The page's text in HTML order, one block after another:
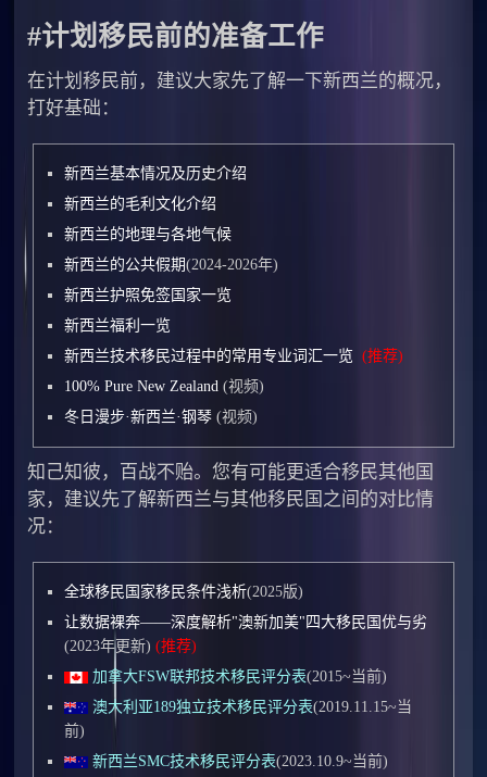
#计划移民前的准备工作
在计划移民前，建议大家先了解一下新西兰的概况，
打好基础：
新西兰基本情况及历史介绍
新西兰的毛利文化介绍
新西兰的地理与各地气候
新西兰的公共假期(2024-2026年)
新西兰护照免签国家一览
新西兰福利一览
新西兰技术移民过程中的常用专业词汇一览
(推荐)
100% Pure New Zealand (视频)
冬日漫步·新西兰·钢琴 (视频)
知己知彼，百战不贻。您有可能更适合移民其他国
家，建议先了解新西兰与其他移民国之间的对比情
况：
全球移民国家移民条件浅析(2025版)
让数据裸奔——深度解析"澳新加美"四大移民国优与劣
(2023年更新)(推荐)
加拿大FSW联邦技术移民评分表(2015~当前)
澳大利亚189独立技术移民评分表(2019.11.15~当
前)
新西兰SMC技术移民评分表(2023.10.9~当前)